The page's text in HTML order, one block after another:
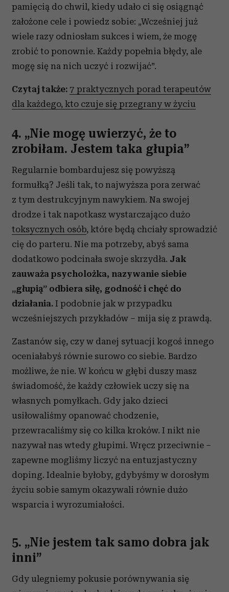
otrzymanymi od Ciebie lub uzyskanymi podczas
korzystania z ich usług.
pamięcią do chwil, kiedy udało ci się osiągnąć
założone cele i powiedz sobie: „Wcześniej już
wiele razy odniosłam sukces i wiem, że mogę
zrobić to ponownie. Każdy popełnia błędy, ale
mogę się na nich uczyć i rozwijać”.
Czytaj także: 7 praktycznych porad terapeutów
dla każdego, kto czuje się przegrany w życiu
4. „Nie mogę uwierzyć, że to
zrobiłam. Jestem taka głupia”
Regularnie bombardujesz się powyższą
formułką? Jeśli tak, to najwyższa pora zerwać
z tym destrukcyjnym nawykiem. Na swojej
drodze i tak napotkasz wystarczająco dużo
toksycznych osób, które będą chciały sprowadzić
cię do parteru. Nie ma potrzeby, abyś sama
dodatkowo podcinała swoje skrzydła. Jak
zauważa psycholożka, nazywanie siebie
„głupią” odbiera siłę, godność i chęć do
działania. I podobnie jak w przypadku
wcześniejszych przykładów – mija się z prawdą.
Zastanów się, czy w danej sytuacji kogoś innego
oceniałabyś równie surowo co siebie. Bardzo
możliwe, że nie. W końcu w głębi duszy masz
świadomość, że każdy człowiek uczy się na
własnych pomyłkach. Gdy jako dzieci
usiłowaliśmy opanować chodzenie,
przewracaliśmy się co kilka kroków. I nikt nie
nazywał nas wtedy głupimi. Wręcz przeciwnie –
zapewne mogliśmy liczyć na entuzjastyczny
doping. Idealnie byłoby, gdybyśmy w dorosłym
życiu sobie samym okazywali równie dużo
wsparcia i wyrozumiałości.
5. „Nie jestem tak samo dobra jak
inni”
Gdy ulegniemy pokusie porównywania się